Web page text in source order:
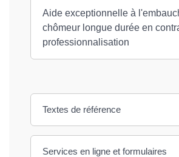
Aide exceptionnelle à
chômeur longue durée en
professionnalisation
Textes de référence
Services en ligne et formulaires